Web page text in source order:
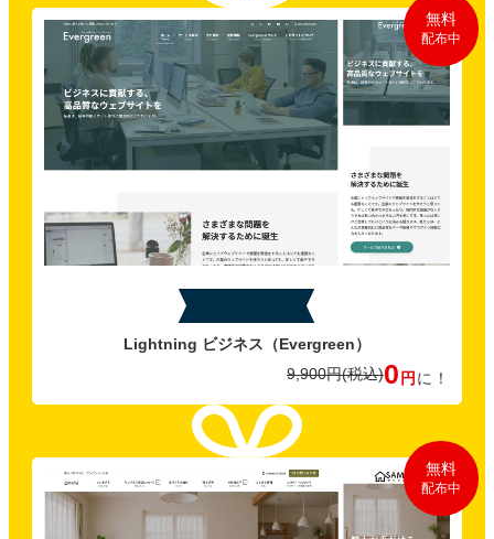
無料
配布中
Lightning ビジネス （Evergreen）
9,900円(税込)0 円 に！
無料
配布中